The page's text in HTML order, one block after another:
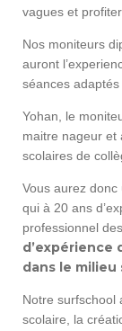
vagues et
Nos moniteurs
auront
séances adaptés
Yohan, le
maitre nageur et
scolaires de
Vous aurez donc
qui à 20 ans
professionnel
d’expérience
dans le milieu
Notre surfschool
scolaire, la